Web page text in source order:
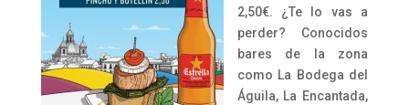
2,50€. ¿Te lo vas a
perder? Conocidos
bares de la zona
como La Bodega del
Águila, La Encantada,